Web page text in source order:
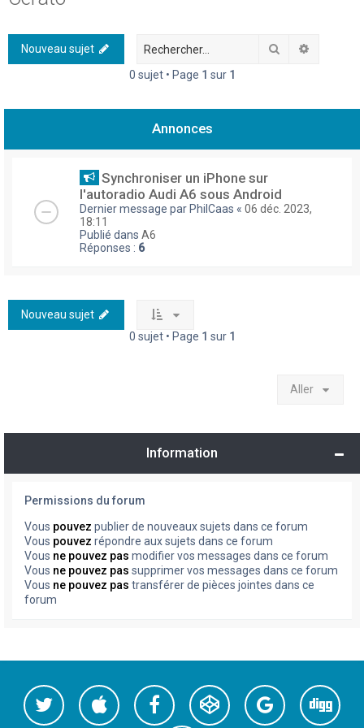
h
r
Nouveau sujet Rechercher
0 sujet • Page 1 sur 1
Annonces
Synchroniser un iPhone sur
l'autoradio Audi A6 sous Android
Dernier message par PhilCaas « 06 déc. 2023,
18:11
Publié dans A6
Réponses : 6
Nouveau sujet
0 sujet • Page 1 sur 1
Aller
Information
Permissions du forum
Vous pouvez publier de nouveaux sujets dans ce forum
Vous pouvez répondre aux sujets dans ce forum
Vous ne pouvez pas modifier vos messages dans ce forum
Vous ne pouvez pas supprimer vos messages dans ce forum
Vous ne pouvez pas transférer de pièces jointes dans ce
forum